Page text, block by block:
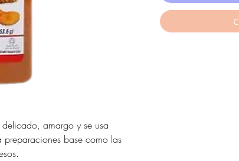
amargo y se usa
preparaciones base como las